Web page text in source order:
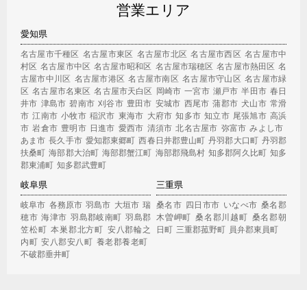
営業エリア
愛知県
名古屋市千種区 名古屋市東区 名古屋市北区 名古屋市西区 名古屋市中
村区 名古屋市中区 名古屋市昭和区 名古屋市瑞穂区 名古屋市熱田区 名
古屋市中川区 名古屋市港区 名古屋市南区 名古屋市守山区 名古屋市緑
区 名古屋市名東区 名古屋市天白区 岡崎市 一宮市 瀬戸市 半田市 春日
井市 津島市 碧南市 刈谷市 豊田市 安城市 西尾市 蒲郡市 犬山市 常滑
市 江南市 小牧市 稲沢市 東海市 大府市 知多市 知立市 尾張旭市 高浜
市 岩倉市 豊明市 日進市 愛西市 清須市 北名古屋市 弥富市 みよし市
あま市 長久手市 愛知郡東郷町 西春日井郡豊山町 丹羽郡大口町 丹羽郡
扶桑町 海部郡大治町 海部郡蟹江町 海部郡飛島村 知多郡阿久比町 知多
郡東浦町 知多郡武豊町
岐阜県
岐阜市 各務原市 羽島市 大垣市 瑞
穂市 海津市 羽島郡岐南町 羽島郡
笠松町 本巣郡北方町 安八郡輪之
内町 安八郡安八町 養老郡養老町
不破郡垂井町
三重県
桑名市 四日市市 いなべ市 桑名郡
木曽岬町 桑名郡川越町 桑名郡朝
日町 三重郡菰野町 員弁郡東員町